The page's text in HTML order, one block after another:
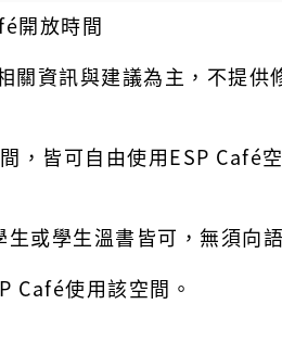
開放時間
資訊與建議為主，不提
，皆可自由使用ESP Café
或學生溫書皆可，無須向
Café使用該空間。